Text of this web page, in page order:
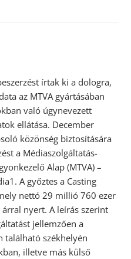
írtak ki a dologra,
az MTVA gyártásában
való úgynevezett
ellátása. December
közönség biztosítására
a Médiaszolgáltatás-
Alap (MTVA) –
A győztes a Casting
nettó 29 millió 760 ezer
nyert. A leírás szerint
jellemzően a
található székhelyén
illetve más külső